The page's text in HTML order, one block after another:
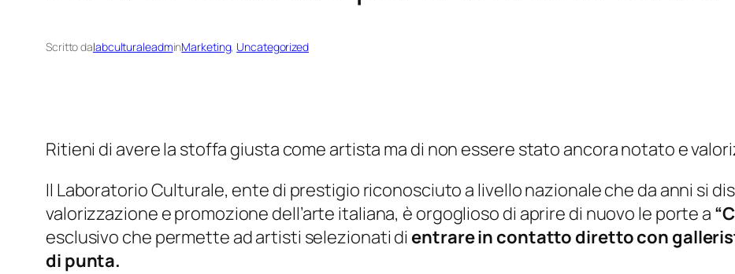
Scritto dalabculturaleadminMarketing, Uncategorized
Ritieni di avere la stoffa giusta come artista ma di non essere stato ancora notato e
Il Laboratorio Culturale, ente di prestigio riconosciuto a livello nazionale che da anni si
valorizzazione e promozione dell’arte italiana, è orgoglioso di aprire di nuovo le porte a
esclusivo che permette ad artisti selezionati di entrare in contatto diretto con
di punta.